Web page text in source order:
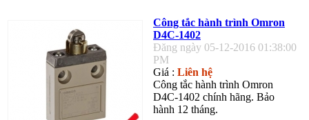
Công tắc hành trình Omron
D4C-1402
Đăng ngày 05-12-2016 01:38:00
PM
Giá : Liên hệ
Công tắc hành trình Omron
D4C-1402 chính hãng. Bảo
hành 12 tháng.